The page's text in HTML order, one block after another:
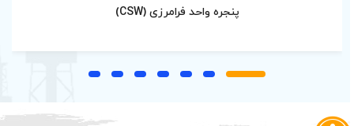
پنجره واحد فرامرزی (CSW)